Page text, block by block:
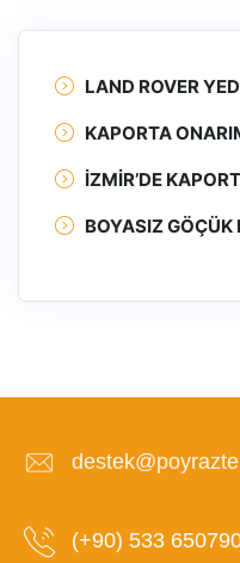
LAND ROVER
KAPORTA
İZMIR’DE
BOYASIZ GÖÇÜK
(+90) 533